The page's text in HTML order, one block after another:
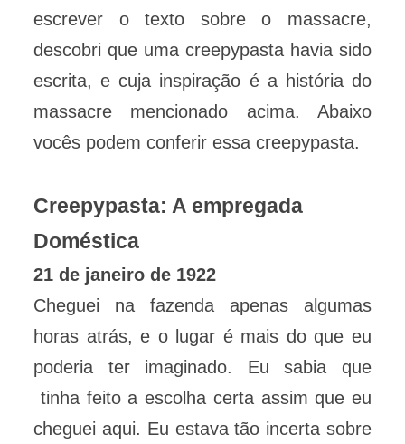
escrever o texto sobre o massacre,
descobri que uma creepypasta havia sido
escrita, e cuja inspiração é a história do
massacre mencionado acima. Abaixo
vocês podem conferir essa creepypasta.
Creepypasta: A empregada
Doméstica
21 de janeiro de 1922
Cheguei na fazenda apenas algumas
horas atrás, e o lugar é mais do que eu
poderia ter imaginado. Eu sabia que
tinha feito a escolha certa assim que eu
cheguei aqui. Eu estava tão incerta sobre